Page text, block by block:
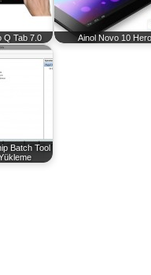
Q Tab 7.0 Ainol Novo 10 Hero
Batch Tool